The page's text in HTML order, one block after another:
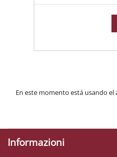
En este momento está usando el
Informazioni